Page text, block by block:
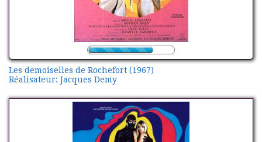
Les demoiselles de Rochefort (1967)
Réalisateur: Jacques Demy